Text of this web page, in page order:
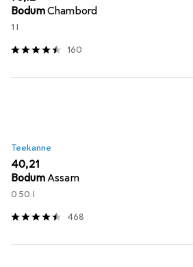
BodumChambord
1 l
160
Teekanne
EUR
40,21
BodumAssam
0.50 l
468